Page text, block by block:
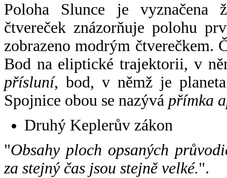
Poloha Slunce je vyznačena
čtvereček znázorňuje polohu
zobrazeno modrým čtverečkem.
Bod na eliptické trajektorii, v
přísluní, bod, v němž je
Spojnice obou se nazývá přímka
Druhý Keplerův zákon
"Obsahy ploch opsaných
za stejný čas jsou stejně velké.".